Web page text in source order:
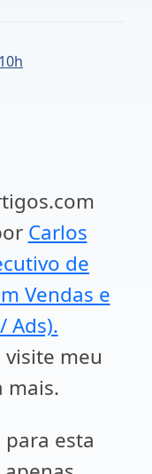
Carlos
de
Vendas e
Ads).
meu
mais.
esta